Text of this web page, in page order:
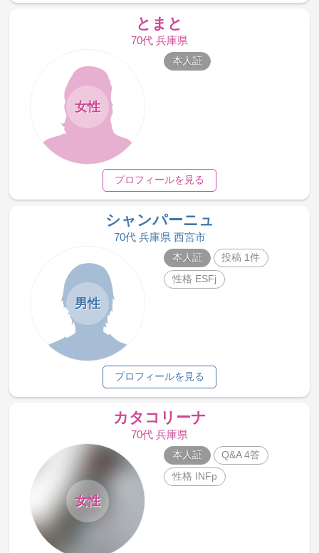
とまと
70代 兵庫県
女性
本人証
プロフィールを見る
シャンパーニュ
70代 兵庫県 西宮市
男性
本人証
投稿 1件
性格 ESFj
プロフィールを見る
カタコリーナ
70代 兵庫県
女性
本人証
Q&A 4答
性格 INFp